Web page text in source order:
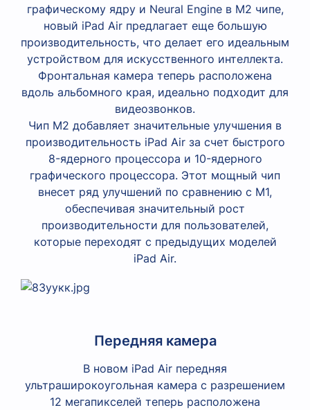
графическому ядру и Neural Engine в M2 чипе,
новый iPad Air предлагает еще большую
производительность, что делает его идеальным
устройством для искусственного интеллекта.
Фронтальная камера теперь расположена
вдоль альбомного края, идеально подходит для
видеозвонков.
Чип M2 добавляет значительные улучшения в
производительность iPad Air за счет быстрого
8-ядерного процессора и 10-ядерного
графического процессора. Этот мощный чип
внесет ряд улучшений по сравнению с M1,
обеспечивая значительный рост
производительности для пользователей,
которые переходят с предыдущих моделей
iPad Air.
Передняя камера
В новом iPad Air передняя
ультраширокоугольная камера с разрешением
12 мегапикселей теперь расположена